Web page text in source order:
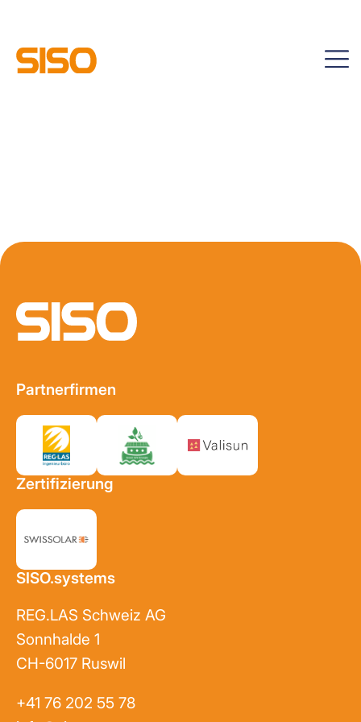
Start Fusszeile
Partnerfirmen
Zertifizierung
SISO.systems
REG.LAS Schweiz AG
Sonnhalde 1
CH-6017 Ruswil
+41 76 202 55 78